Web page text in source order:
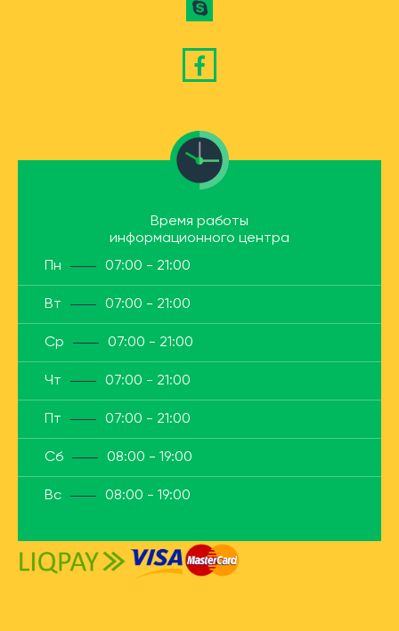
Время работы
информационного центра
Пн
07:00 - 21:00
Вт 07:00 - 21:00
Ср 07:00 - 21:00
Чт 07:00 - 21:00
Пт 07:00 - 21:00
Сб 08:00 - 19:00
Вс 08:00 - 19:00